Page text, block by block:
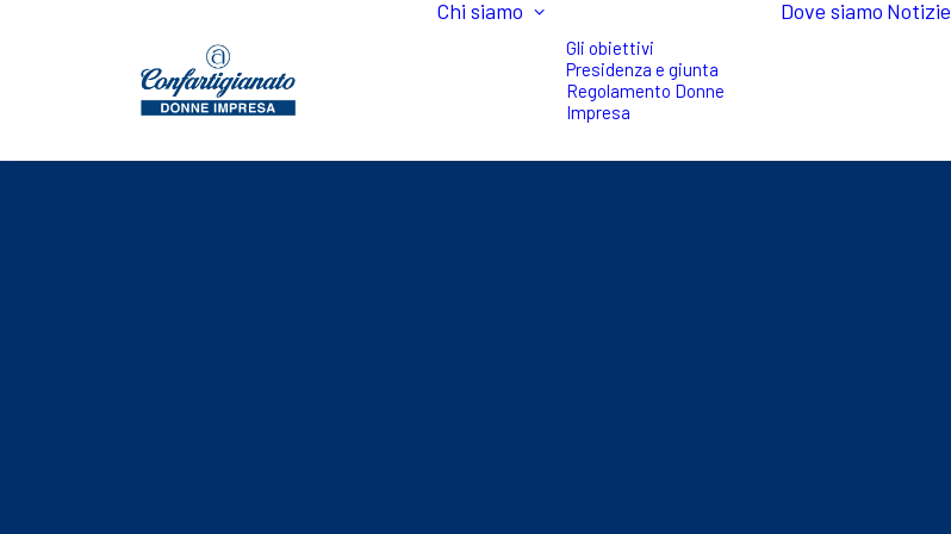
Chi siamo
Gli obiettivi
Presidenza e giunta
Regolamento Donne
Impresa
Dove siamo Notizie